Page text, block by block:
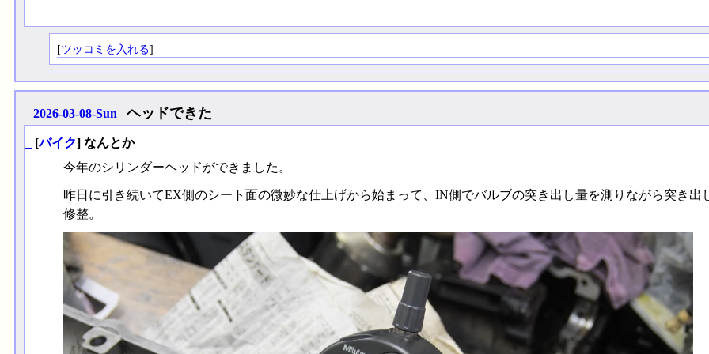
[ツッコミを入れる]
2026-03-08-Sun ヘッドできた
[バイク] なんとか
今年のシリンダーヘッドができました。
昨日に引き続いてEX側のシート面の微妙な仕上げから始まって、IN側でバルブの突き出し量を測りながら突き出
修整。